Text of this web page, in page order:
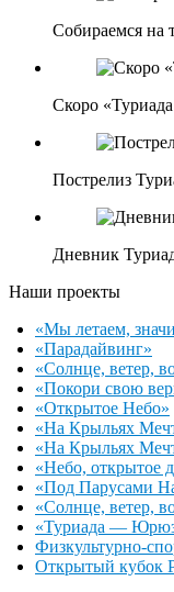
Собираемся на
Скоро
Пострелиз
Дневник
Наши проекты
«Мы летаем,
«Парадайвинг»
«Солнце, ветер,
«Покори свою
«Открытое Небо»
«На Крыльях
«На Крыльях
«Небо, открытое
«Под Парусами
«Солнце, ветер,
«Туриада —
Физкультурно-
Открытый кубок